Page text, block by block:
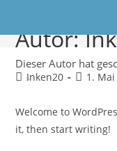
Autor:
Dieser Autor hat
> Inken20
Inken20 1.
Welcome to
it, then start writing!